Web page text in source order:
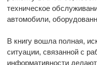
техническое
автомобили,
В книгу вошла полная,
ситуации, связанной с
информативности